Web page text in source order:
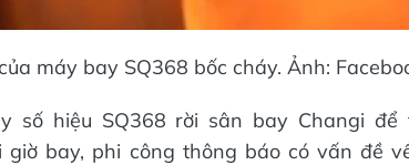
máy bay SQ368 bốc cháy. Ảnh:
số hiệu SQ368 rời sân bay Changi
giờ bay, phi công thông báo có vấn đề